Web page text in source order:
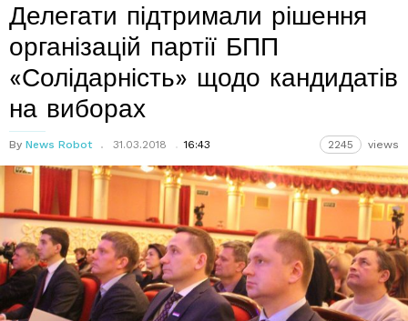
Делегати підтримали рішення
організацій партії БПП
«Солідарність» щодо кандидатів
на виборах
By News Robot 31.03.2018 16:43 2245 views